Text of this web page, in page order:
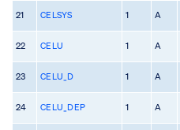
21 CELSYS 1 A
22 CELU 1 A
23 CELU_D 1 A
24 CELU_DEP 1 A